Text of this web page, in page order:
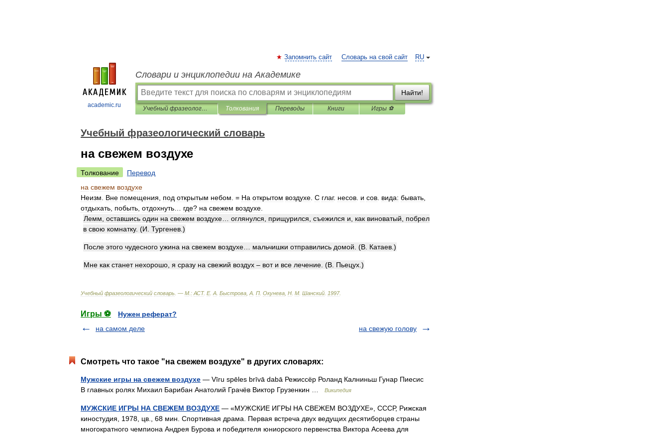
academic.ru
RU
Запомнить сайт Словарь на свой сайт
Словари и энциклопедии на Академике
Найти!
Учебный фразеологический словарь Толкования Переводы Книги Игры ⚽
Учебный фразеологический словарь
на свежем воздухе
Толкование
Перевод
на свежем воздухе
Неизм
Вне помещения под открытым небом . = На открытом воздухе С глаг. несов и сов вида: бывать
отдыхать побыть отдохнуть где? на свежем воздухе
Лемм оставшись один на свежем воздухе оглянулся прищурился съежился и как виноватый
побрел
в свою комнатку. (И Тургенев .)
После этого чудесного ужина на свежем воздухе мальчишки отправились домой . (В Катаев .)
Мне как станет нехорошо я сразу на свежий воздух – вот и все лечение . (В Пьецух .)
Учебный фразеологический словарь . — М : АСТ. Е. А Быстрова А П Окунева Н М Шанский 1997.
Игры ⚽
Нужен реферат?
на самом деле
на свежую голову
Смотреть что такое "на свежем воздухе" в других словарях:
Мужские игры на свежем воздухе — Vīru spēles brīvā dabā Режиссёр Роланд Калниньш Гунар Пиесис
В главных ролях Михаил Барибан Анатолий Грачёв Виктор Грузенкин …
Википедия
МУЖСКИЕ ИГРЫ НА СВЕЖЕМ ВОЗДУХЕ — «МУЖСКИЕ ИГРЫ НА СВЕЖЕМ ВОЗДУХЕ», СССР, Рижская
киностудия, 1978, цв., 68 мин. Спортивная драма. Первая встреча двух ведущих десятиборцев страны
многократного чемпиона Андрея Бурова и победителя юниорского первенства Виктора Асеева для